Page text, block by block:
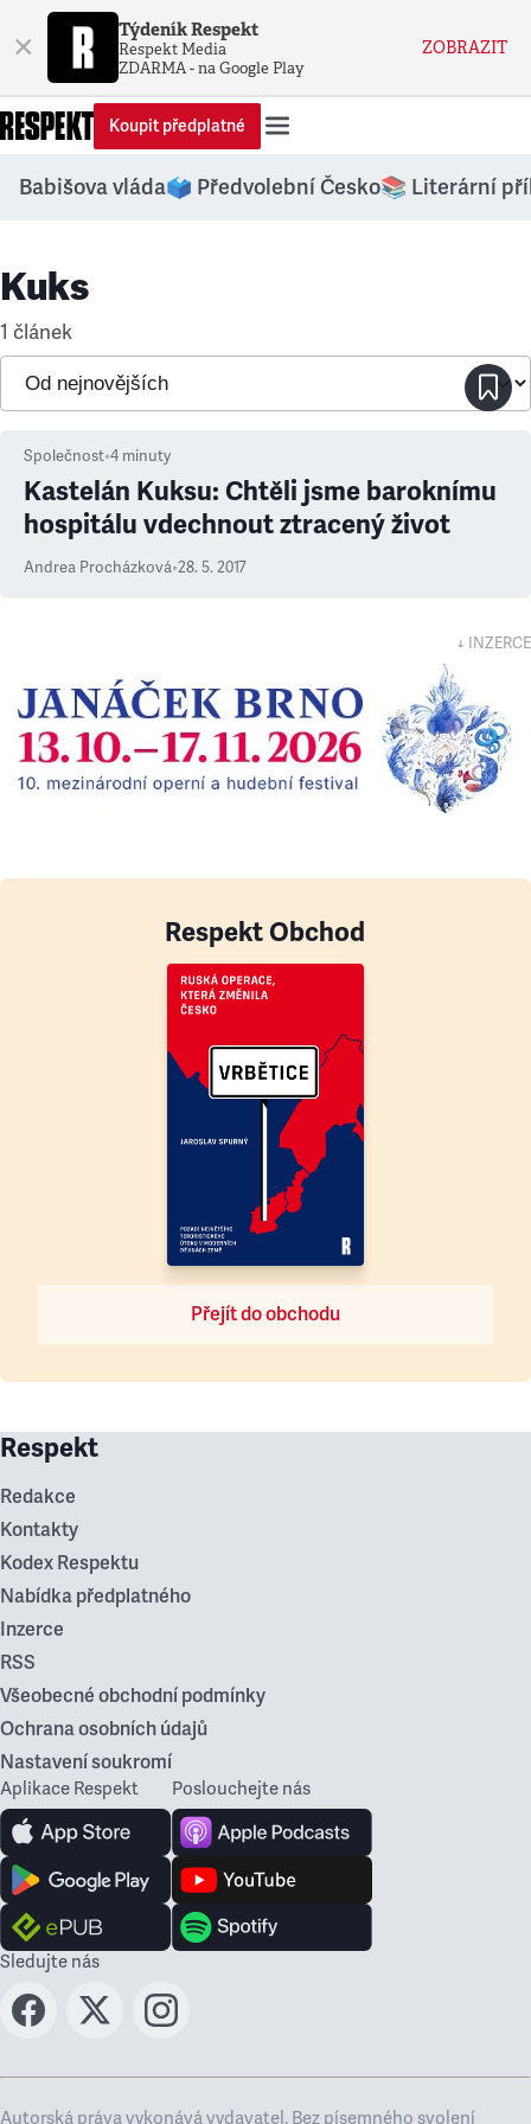
× Týdeník Respekt
Respekt Media
ZDARMA - na Google Play
ZOBRAZIT
Koupit předplatné
Babišova vláda🗳️ Předvolební Česko📚 Literární
Kuks
1 článek
Společnost•4 minuty
Kastelán Kuksu: Chtěli jsme baroknímu
hospitálu vdechnout ztracený život
Andrea Procházková•28. 5. 2017
↓ INZERCE
Respekt Obchod
Přejít do obchodu
Respekt
Redakce
Kontakty
Kodex Respektu
Nabídka předplatného
Inzerce
RSS
Všeobecné obchodní podmínky
Ochrana osobních údajů
Nastavení soukromí
Aplikace Respekt Poslouchejte nás
Sledujte nás
Autorská práva vykonává vydavatel. Bez písemného svolení